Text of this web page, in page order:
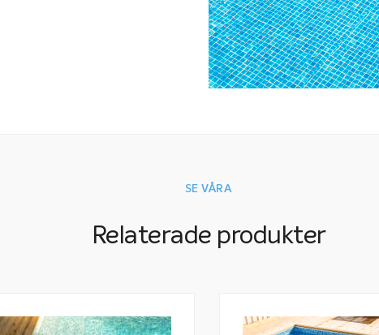
gaveltrapp?
Kom ihåg att
SE VÅRA
Relaterade produkter